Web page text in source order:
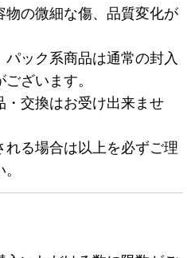
の微細な傷、品質変化が
ック系商品は通常の封入
ざいます。
・交換はお受け出来ませ
る場合は以上を必ずご理